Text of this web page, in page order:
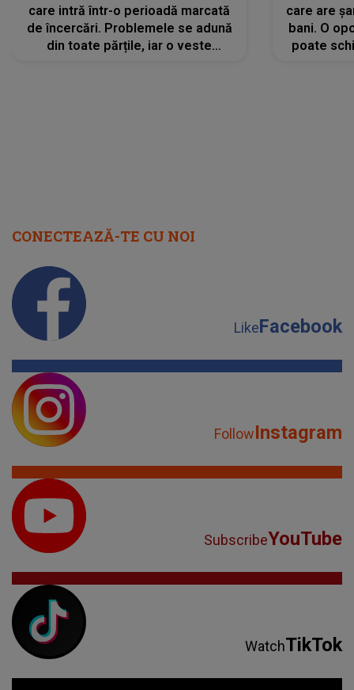
care intră într-o perioadă marcată
de încercări. Problemele se adună
din toate părțile, iar o veste
care are
bani. O
poate
CONECTEAZĂ-TE CU NOI
LikeFacebook
FollowInstagram
SubscribeYouTube
WatchTikTok